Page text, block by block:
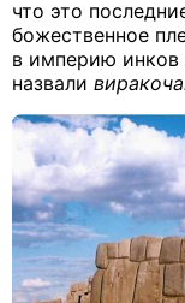
что это
божественное
в империю инков
назвали